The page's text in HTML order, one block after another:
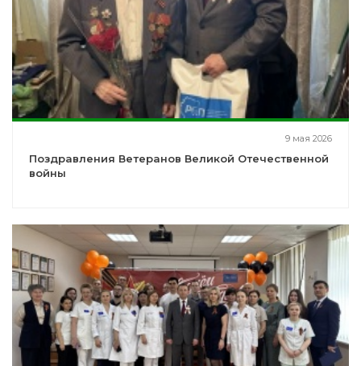
9 мая 2026
Поздравления Ветеранов Великой Отечественной
войны